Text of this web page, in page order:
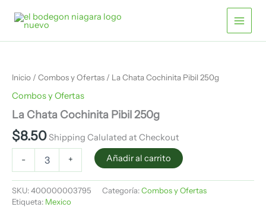
contenido
Inicio / Combos y Ofertas / La Chata Cochinita Pibil 250g
Combos y Ofertas
La Chata Cochinita Pibil 250g
$8.50 Shipping Calulated at Checkout
-
Pibil
250g
+ Añadir al carrito
SKU:400000003795 Categoría:Combos y Ofertas
Etiqueta: Mexico
250g
cantidad